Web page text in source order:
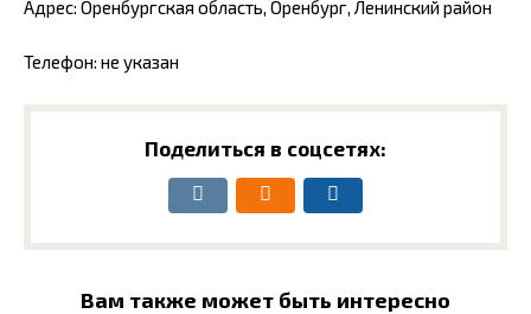
Адрес: Оренбургская область, Оренбург, Ленинский район
Телефон: не указан
Поделиться в соцсетях:
Вам также может быть интересно